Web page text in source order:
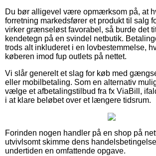
Du bør alligevel være opmærksom på, at
forretning markedsfører et produkt til salg
virker grænseløst favorabel, så burde det
kendetegn på en svindel netbutik.
trods alt inkluderet i en lovbestemmelse,
køberen imod fup outlets på nettet.
Vi slår generelt et slag for køb med
eller mobilbetaling. Som en alternativ
vælge et afbetalingstilbud fra fx ViaBill,
i at klare beløbet over et længere tidsrum.
Forinden nogen handler på en shop på
utvivlsomt skimme dens
undertiden en omfattende opgave.